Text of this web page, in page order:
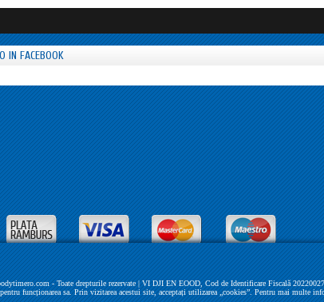
IN FACEBOOK
- Toate drepturile rezervate | VI DJI EN EOOD, Cod de Identificare Fiscală
funcționarea sa. Prin vizitarea acestui site, acceptați utilizarea „cookies”. Pentru mai multe